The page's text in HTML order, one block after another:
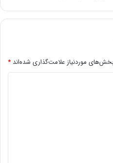
موردنیاز علامت‌گذاری شده‌اند *